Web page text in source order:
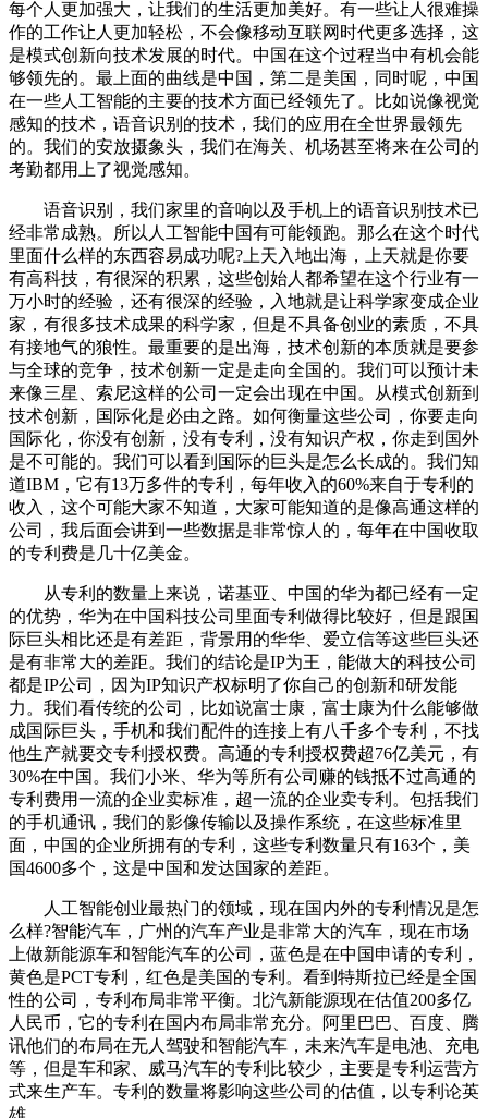
每个人更加强大，让我们的生活更加美好。有一些让人很难操
作的工作让人更加轻松，不会像移动互联网时代更多选择，这
是模式创新向技术发展的时代。中国在这个过程当中有机会能
够领先的。最上面的曲线是中国，第二是美国，同时呢，中国
在一些人工智能的主要的技术方面已经领先了。比如说像视觉
感知的技术，语音识别的技术，我们的应用在全世界最领先
的。我们的安放摄象头，我们在海关、机场甚至将来在公司的
考勤都用上了视觉感知。
语音识别，我们家里的音响以及手机上的语音识别技术已
经非常成熟。所以人工智能中国有可能领跑。那么在这个时代
里面什么样的东西容易成功呢?上天入地出海，上天就是你要
有高科技，有很深的积累，这些创始人都希望在这个行业有一
万小时的经验，还有很深的经验，入地就是让科学家变成企业
家，有很多技术成果的科学家，但是不具备创业的素质，不具
有接地气的狼性。最重要的是出海，技术创新的本质就是要参
与全球的竞争，技术创新一定是走向全国的。我们可以预计未
来像三星、索尼这样的公司一定会出现在中国。从模式创新到
技术创新，国际化是必由之路。如何衡量这些公司，你要走向
国际化，你没有创新，没有专利，没有知识产权，你走到国外
是不可能的。我们可以看到国际的巨头是怎么长成的。我们知
道IBM，它有13万多件的专利，每年收入的60%来自于专利的
收入，这个可能大家不知道，大家可能知道的是像高通这样的
公司，我后面会讲到一些数据是非常惊人的，每年在中国收取
的专利费是几十亿美金。
从专利的数量上来说，诺基亚、中国的华为都已经有一定
的优势，华为在中国科技公司里面专利做得比较好，但是跟国
际巨头相比还是有差距，背景用的华华、爱立信等这些巨头还
是有非常大的差距。我们的结论是IP为王，能做大的科技公司
都是IP公司，因为IP知识产权标明了你自己的创新和研发能
力。我们看传统的公司，比如说富士康，富士康为什么能够做
成国际巨头，手机和我们配件的连接上有八千多个专利，不找
他生产就要交专利授权费。高通的专利授权费超76亿美元，有
30%在中国。我们小米、华为等所有公司赚的钱抵不过高通的
专利费用一流的企业卖标准，超一流的企业卖专利。包括我们
的手机通讯，我们的影像传输以及操作系统，在这些标准里
面，中国的企业所拥有的专利，这些专利数量只有163个，美
国4600多个，这是中国和发达国家的差距。
人工智能创业最热门的领域，现在国内外的专利情况是怎
么样?智能汽车，广州的汽车产业是非常大的汽车，现在市场
上做新能源车和智能汽车的公司，蓝色是在中国申请的专利，
黄色是PCT专利，红色是美国的专利。看到特斯拉已经是全国
性的公司，专利布局非常平衡。北汽新能源现在估值200多亿
人民币，它的专利在国内布局非常充分。阿里巴巴、百度、腾
讯他们的布局在无人驾驶和智能汽车，未来汽车是电池、充电
等，但是车和家、威马汽车的专利比较少，主要是专利运营方
式来生产车。专利的数量将影响这些公司的估值，以专利论英